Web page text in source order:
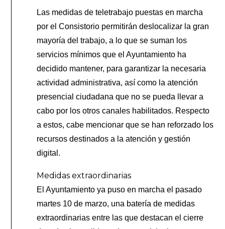
Las medidas de teletrabajo puestas en marcha
por el Consistorio permitirán deslocalizar la gran
mayoría del trabajo, a lo que se suman los
servicios mínimos que el Ayuntamiento ha
decidido mantener, para garantizar la necesaria
actividad administrativa, así como la atención
presencial ciudadana que no se pueda llevar a
cabo por los otros canales habilitados. Respecto
a estos, cabe mencionar que se han reforzado los
recursos destinados a la atención y gestión
digital.
Medidas extraordinarias
El Ayuntamiento ya puso en marcha el pasado
martes 10 de marzo, una batería de medidas
extraordinarias entre las que destacan el cierre